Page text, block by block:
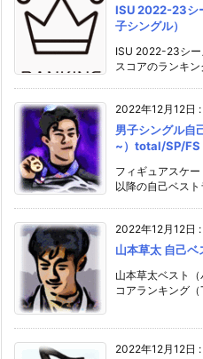
ISU 2022-23シ
子シングル）
ISU 2022-23シー
スコアのランキン
2022年12月12日 :
男子シングル自
~）total/SP/FS
フィギュアスケ
以降の自己ベスト
2022年12月12日 :
山本草太 自己
山本草太ベスト
コアランキング
2022年12月12日 :